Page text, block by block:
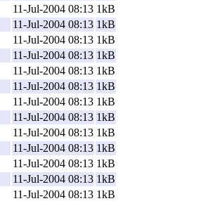
11-Jul-2004 08:13 1kB
11-Jul-2004 08:13 1kB
11-Jul-2004 08:13 1kB
11-Jul-2004 08:13 1kB
11-Jul-2004 08:13 1kB
11-Jul-2004 08:13 1kB
11-Jul-2004 08:13 1kB
11-Jul-2004 08:13 1kB
11-Jul-2004 08:13 1kB
11-Jul-2004 08:13 1kB
11-Jul-2004 08:13 1kB
11-Jul-2004 08:13 1kB
11-Jul-2004 08:13 1kB